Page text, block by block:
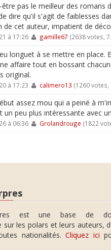
pas le meilleur des romans
dire qu'il s'agit de faiblesses
de cet auteur, impatient de
à 17:26 gamille67 (2638 votes,
longuet à se mettre en place.
affaire tout en bossant
original.
à 17:23 calimero13 (1260 votes,
assez mou qui a peiné à
un peu plus intéressante avec
à 06:36 Grolandrouge (1822
est une base de
sur les polars et leurs auteurs,
nationalités.Cliquez ici